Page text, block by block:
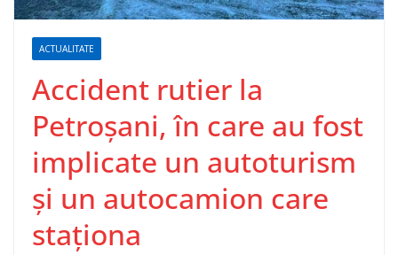
ACTUALITATE
Accident rutier la
Petroșani, în care au fost
implicate un autoturism
și un autocamion care
staționa